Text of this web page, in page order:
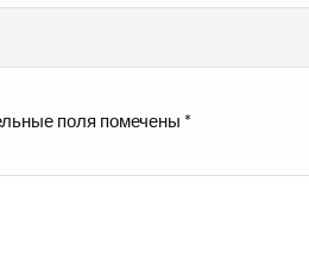
поля помечены *